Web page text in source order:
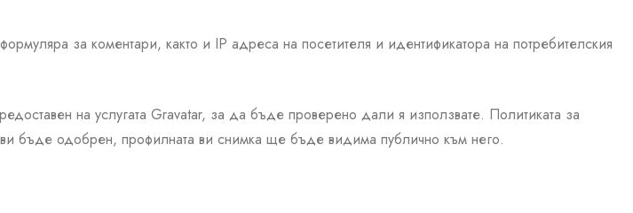
за коментари, както и IP адреса на посетителя и идентификатора на потребителския
на услугата Gravatar, за да бъде проверено дали я използвате. Политиката за
бъде одобрен, профилната ви снимка ще бъде видима публично към него.